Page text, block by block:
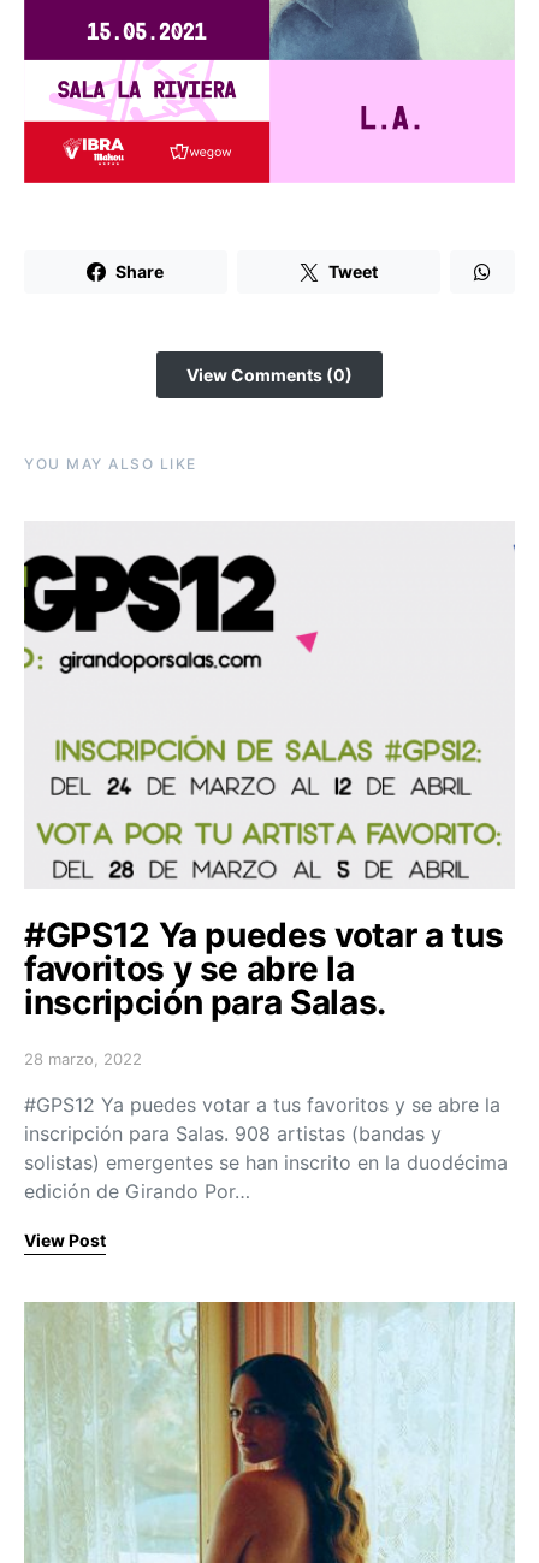
Share Tweet
View Comments (0)
YOU MAY ALSO LIKE
#GPS12 Ya puedes votar a tus
favoritos y se abre la
inscripción para Salas.
Posted on
28 marzo, 2022
#GPS12 Ya puedes votar a tus favoritos y se abre la
inscripción para Salas. 908 artistas (bandas y
solistas) emergentes se han inscrito en la duodécima
edición de Girando Por…
View Post